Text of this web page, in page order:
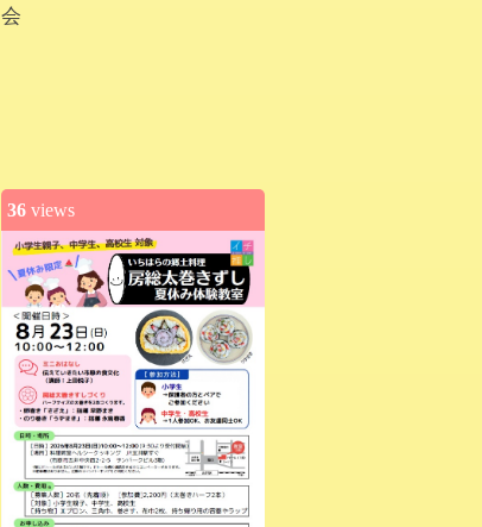
会
36 views